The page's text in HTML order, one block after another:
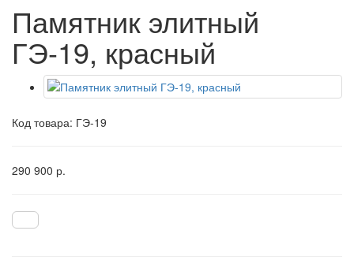
Памятник элитный
ГЭ-19, красный
Код товара: ГЭ-19
290 900 р.